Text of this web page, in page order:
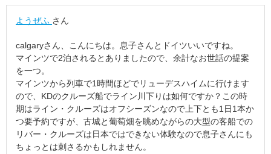
ようぜふ さん
calgaryさん、こんにちは。息子さんとドイツいいですね。
マインツで2泊されるとありましたので、余計なお世話の提案
を一つ。
マインツから列車で1時間ほどでリューデスハイムに行けます
ので、KDのクルーズ船でライン川下りは如何ですか？この時
期はライン・クルーズはオフシーズンなので上下とも1日1本か
つ要予約ですが、古城と葡萄畑を眺めながらの大型の客船での
リバー・クルーズは日本ではできない体験なので息子さんにも
ちょっとは刺さるかもしれません。